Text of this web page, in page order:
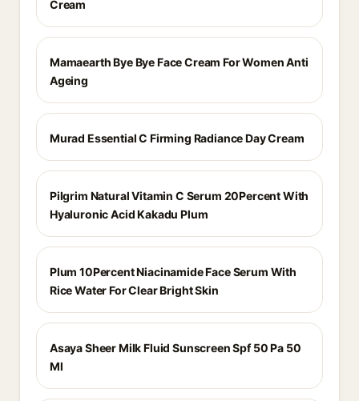
Cream
Mamaearth Bye Bye Face Cream For Women Anti
Ageing
Murad Essential C Firming Radiance Day Cream
Pilgrim Natural Vitamin C Serum 20Percent With
Hyaluronic Acid Kakadu Plum
Plum 10Percent Niacinamide Face Serum With
Rice Water For Clear Bright Skin
Asaya Sheer Milk Fluid Sunscreen Spf 50 Pa 50
Ml